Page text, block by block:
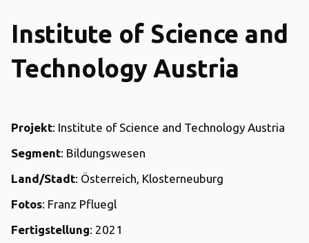
Institute of Science and
Technology Austria
Projekt: Institute of Science and Technology Austria
Segment: Bildungswesen
Land/Stadt: Österreich, Klosterneuburg
Fotos: Franz Pfluegl
Fertigstellung: 2021